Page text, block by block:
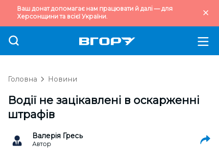
Ваш донат допомагає нам працювати й далі — для
Херсонщини та всієї України.
Головна Новини
Водії не зацікавлені в оскарженні
штрафів
Валерія Гресь
Автор